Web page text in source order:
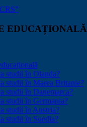
EDUCAȚIONALĂ
studii în Olanda?
studii în Marea Britanie?
studii în Danemarca?
studii în Germania?
studii în Austria?
studii în Suedia?